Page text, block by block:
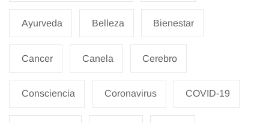
Ayurveda Belleza Bienestar
Cancer Canela Cerebro
Consciencia Coronavirus COVID-19